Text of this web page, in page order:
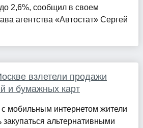
2,6%, сообщил в своем
агентства «Автостат» Сергей
взлетели продажи
и бумажных карт
мобильным интернетом жители
альтернативными